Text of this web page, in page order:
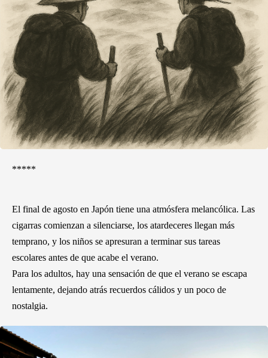
*****
El final de agosto en Japón tiene una atmósfera melancólica. Las
cigarras comienzan a silenciarse, los atardeceres llegan más
temprano, y los niños se apresuran a terminar sus tareas
escolares antes de que acabe el verano.
Para los adultos, hay una sensación de que el verano se escapa
lentamente, dejando atrás recuerdos cálidos y un poco de
nostalgia.